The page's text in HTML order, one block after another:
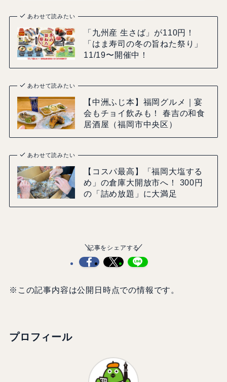
あわせて読みたい
「九州産 生さば」が110円！
「はま寿司の冬の旨ねた祭り」
11/19〜開催中！
あわせて読みたい
【中洲ふじ本】福岡グルメ｜宴
会もチョイ飲みも！ 春吉の和食
居酒屋（福岡市中央区）
あわせて読みたい
【コスパ最高】「福岡大塩する
め」の倉庫大開放市へ！ 300円
の「詰め放題」に大満足
記事をシェアする
※この記事内容は公開日時点での情報です。
プロフィール